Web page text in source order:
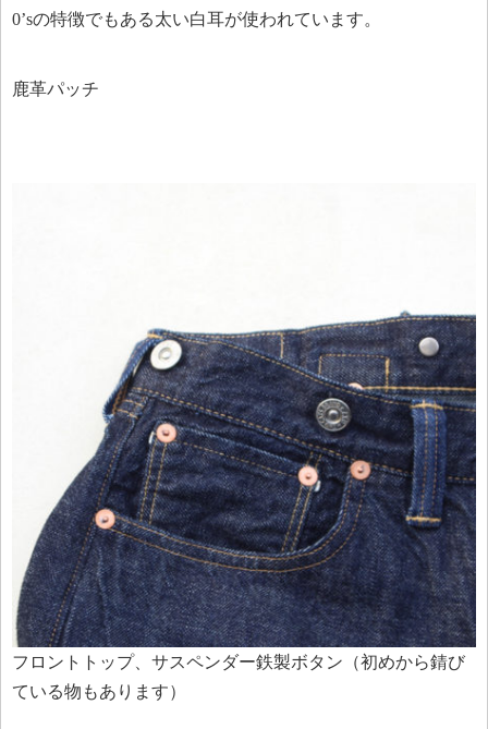
0’sの特徴でもある太い白耳が使われています。
鹿革パッチ
フロントトップ、サスペンダー鉄製ボタン（初めから錆び
ている物もあります）